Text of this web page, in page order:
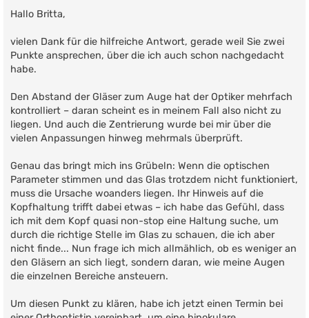
i
a
g
Hallo Britta,
vielen Dank für die hilfreiche Antwort, gerade weil Sie zwei
Punkte ansprechen, über die ich auch schon nachgedacht
habe.
Den Abstand der Gläser zum Auge hat der Optiker mehrfach
kontrolliert – daran scheint es in meinem Fall also nicht zu
liegen. Und auch die Zentrierung wurde bei mir über die
vielen Anpassungen hinweg mehrmals überprüft.
Genau das bringt mich ins Grübeln: Wenn die optischen
Parameter stimmen und das Glas trotzdem nicht funktioniert,
muss die Ursache woanders liegen. Ihr Hinweis auf die
Kopfhaltung trifft dabei etwas – ich habe das Gefühl, dass
ich mit dem Kopf quasi non-stop eine Haltung suche, um
durch die richtige Stelle im Glas zu schauen, die ich aber
nicht finde... Nun frage ich mich allmählich, ob es weniger an
den Gläsern an sich liegt, sondern daran, wie meine Augen
die einzelnen Bereiche ansteuern.
Um diesen Punkt zu klären, habe ich jetzt einen Termin bei